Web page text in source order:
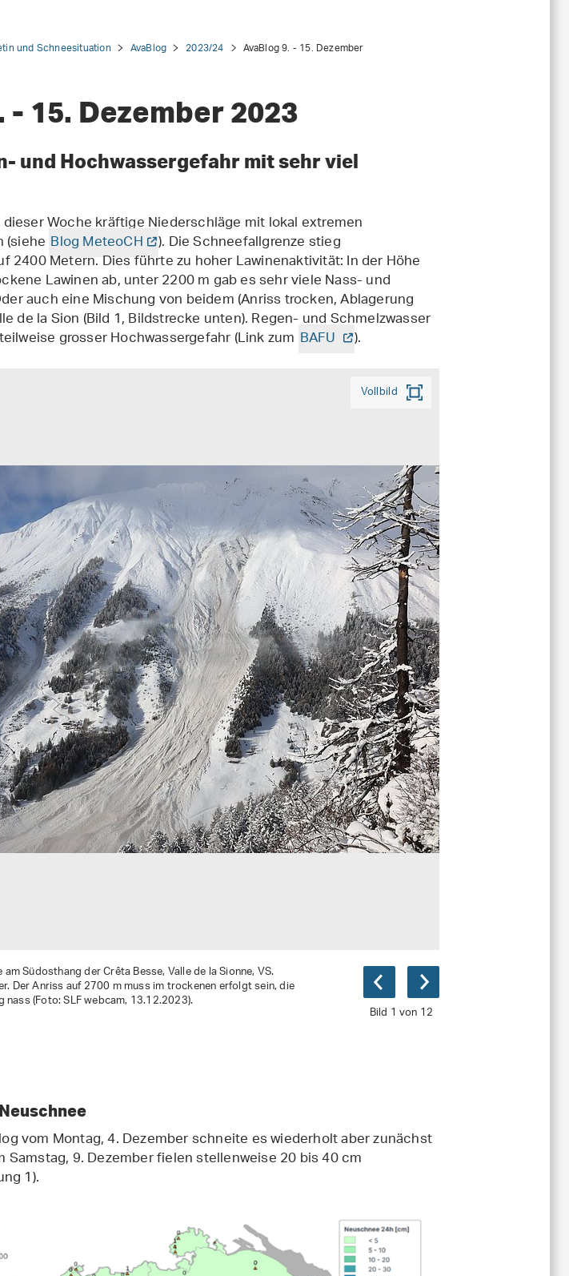
und Schneesituation AvaBlog 2023/24 AvaBlog 9. - 15. Dezember
- 15. Dezember 2023
und Hochwassergefahr mit sehr viel
Woche kräftige Niederschläge mit lokal extremen
Blog MeteoCH ). Die Schneefallgrenze stieg
2400 Metern. Dies führte zu hoher Lawinenaktivität: In der Höhe
Lawinen ab, unter 2200 m gab es sehr viele Nass- und
auch eine Mischung von beidem (Anriss trocken, Ablagerung
de la Sion (Bild 1, Bildstrecke unten). Regen- und Schmelzwasser
grosser Hochwassergefahr (Link zum BAFU ).
Vollbild
Bild 1 von 12
Südosthang der Crêta Besse, Valle de la Sionne, VS.
Der Anriss auf 2700 m muss im trockenen erfolgt sein, die
(Foto: SLF webcam, 13.12.2023).
vom Montag, 4. Dezember schneite es wiederholt aber zunächst
Samstag, 9. Dezember fielen stellenweise 20 bis 40 cm
1).